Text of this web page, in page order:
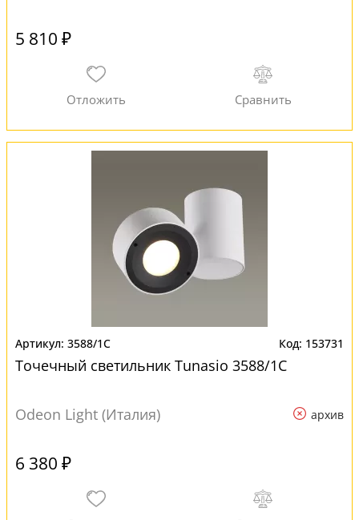
5 810 ₽
3588/1C 153731
Точечный светильник Tunasio 3588/1C
Odeon Light (Италия) архив
6 380 ₽